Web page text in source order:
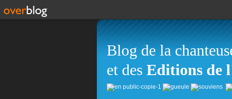
Blog de la
et des Editions de